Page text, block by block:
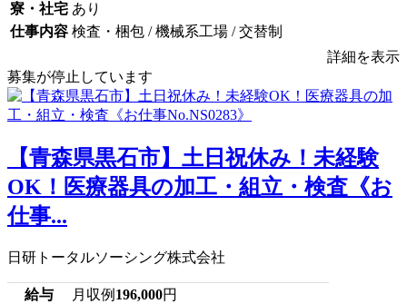
寮・社宅 あり
仕事内容 検査・梱包 / 機械系工場 / 交替制
詳細を表示
募集が停止しています
【青森県黒石市】土日祝休み！未経験
OK！医療器具の加工・組立・検査《お
仕事...
日研トータルソーシング株式会社
給与 月収例 196,000円